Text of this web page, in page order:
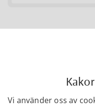
Tibro kommun
Vi använder oss av